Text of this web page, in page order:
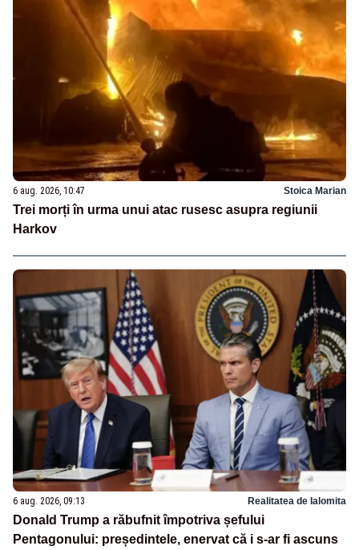
6 aug. 2026, 10:47 Stoica Marian
Trei morți în urma unui atac rusesc asupra regiunii
Harkov
6 aug. 2026, 09:13 Realitatea de Ialomita
Donald Trump a răbufnit împotriva șefului
Pentagonului: președintele, enervat că i s-ar fi ascuns